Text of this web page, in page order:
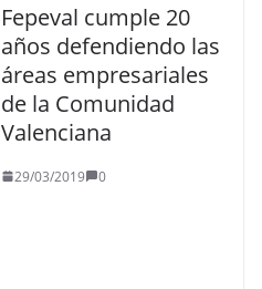
Fepeval cumple 20
años defendiendo las
áreas empresariales
de la Comunidad
Valenciana
29/03/2019 0